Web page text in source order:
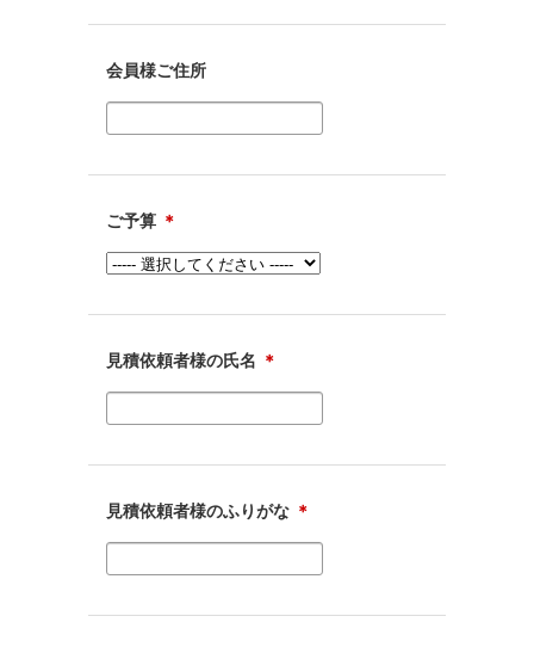
会員様ご住所
ご予算 ＊
見積依頼者様の氏名 ＊
見積依頼者様のふりがな ＊